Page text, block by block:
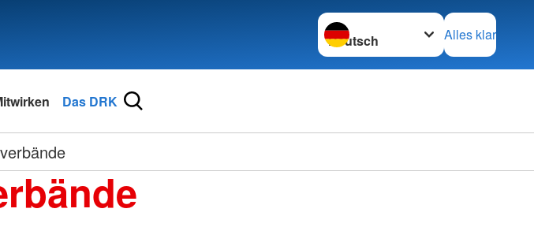
Sprache wechseln zu
Alles klar
Das DRK